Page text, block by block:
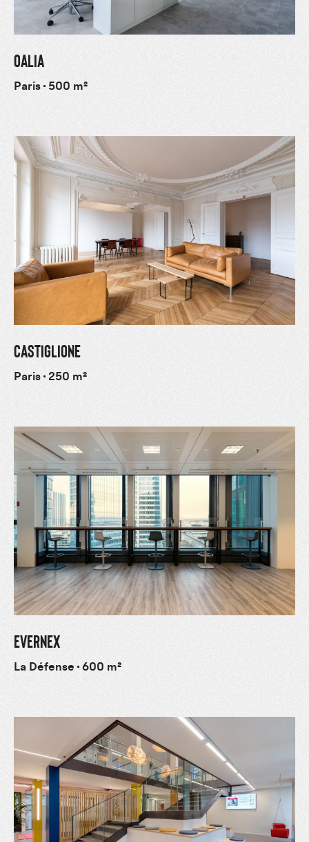
OALIA
Paris 500 m²
CASTIGLIONE
Paris 250 m²
EVERNEX
La Défense 600 m²